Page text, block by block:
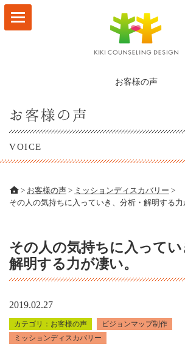
お客様の声
お客様の声
VOICE
> お客様の声 > ミッションディスカバリー >
その人の気持ちに入っていき、分析・解明する力
その人の気持ちに入ってい
解明する力が凄い。
2019.02.27
お客様の声
ビジョンマップ制作
ミッションディスカバリー
お客様の声
ビジョンマップ
事例
会社概要